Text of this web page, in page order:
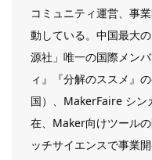
コミュニティ運営、事
動している。中国最大
源社」唯一の国際メン
ィ』『分解のススメ』
国）、MakerFaire シン
在、Maker向けツール
ッチサイエンスで事業